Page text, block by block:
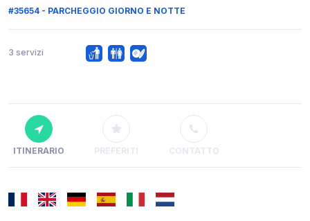
#35654 - PARCHEGGIO GIORNO E NOTTE
3 servizi
ITINERARIO PREFERITI CONTATTO